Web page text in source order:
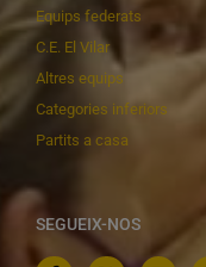
Equips federats
C.E. El Vilar
Altres equips
Categories inferiors
Partits a casa
SEGUEIX-NOS